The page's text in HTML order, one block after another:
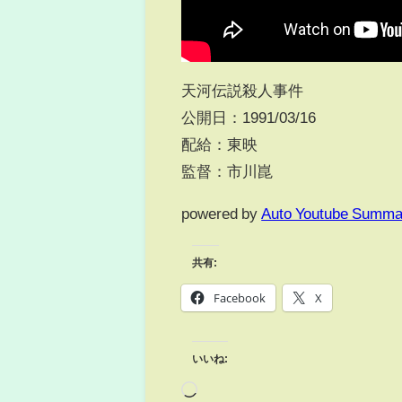
天河伝説殺人事件
公開日：1991/03/16
配給：東映
監督：市川崑
powered by Auto Youtube
共有:
Facebook X
いいね: